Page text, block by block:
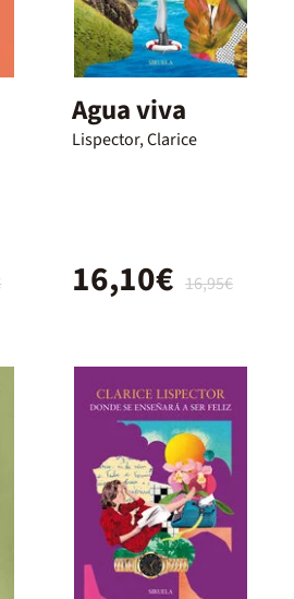
Agua viva
Lispector, Clarice
16,95€
16,10€